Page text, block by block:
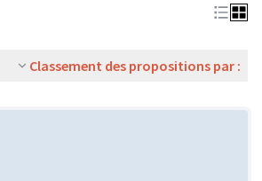
Classement des propositions par :